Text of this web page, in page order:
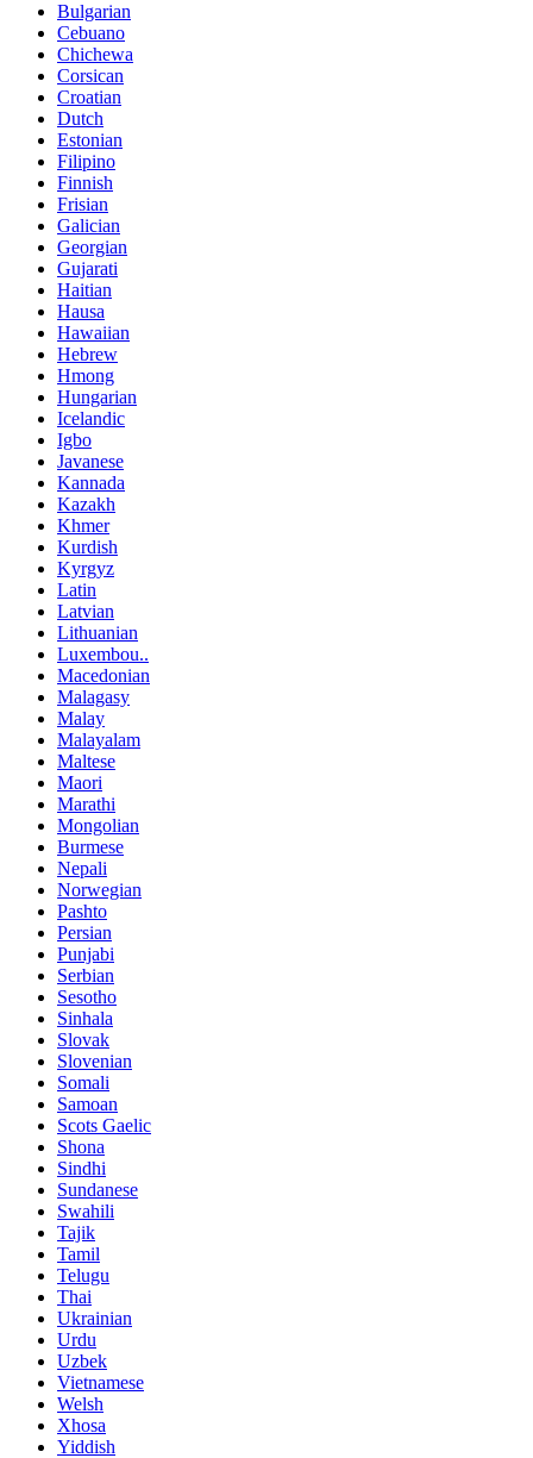
Bulgarian
Cebuano
Chichewa
Corsican
Croatian
Dutch
Estonian
Filipino
Finnish
Frisian
Galician
Georgian
Gujarati
Haitian
Hausa
Hawaiian
Hebrew
Hmong
Hungarian
Icelandic
Igbo
Javanese
Kannada
Kazakh
Khmer
Kurdish
Kyrgyz
Latin
Latvian
Lithuanian
Luxembou..
Macedonian
Malagasy
Malay
Malayalam
Maltese
Maori
Marathi
Mongolian
Burmese
Nepali
Norwegian
Pashto
Persian
Punjabi
Serbian
Sesotho
Sinhala
Slovak
Slovenian
Somali
Samoan
Scots Gaelic
Shona
Sindhi
Sundanese
Swahili
Tajik
Tamil
Telugu
Thai
Ukrainian
Urdu
Uzbek
Vietnamese
Welsh
Xhosa
Yiddish